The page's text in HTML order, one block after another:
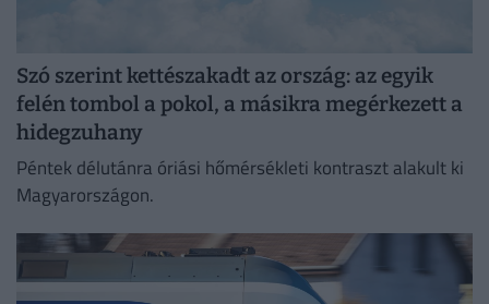
Szó szerint kettészakadt az ország: az egyik
felén tombol a pokol, a másikra megérkezett a
hidegzuhany
Péntek délutánra óriási hőmérsékleti kontraszt alakult ki
Magyarországon.